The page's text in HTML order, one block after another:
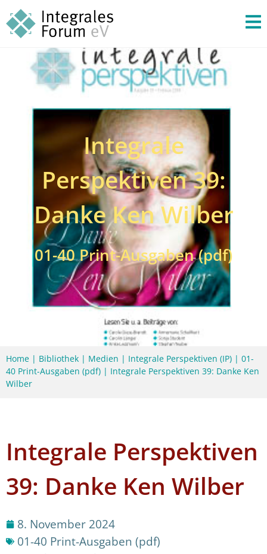
Integrale
Perspektiven 39:
Danke Ken Wilber
01-40 Print-Ausgaben (pdf)
Home | Bibliothek | Medien | Integrale Perspektiven (IP) | 01-
40 Print-Ausgaben (pdf) | Integrale Perspektiven 39: Danke Ken
Wilber
Integrale Perspektiven
39: Danke Ken Wilber
8. November 2024
01-40 Print-Ausgaben (pdf)